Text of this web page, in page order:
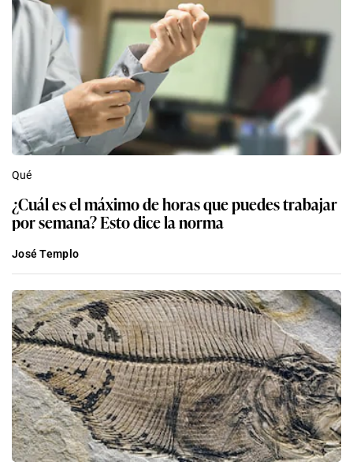
Qué
¿Cuál es el máximo de horas que puedes trabajar
por semana? Esto dice la norma
José Templo